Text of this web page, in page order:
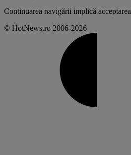
Continuarea navigării implică acceptarea
© HotNews.ro 2006-2026